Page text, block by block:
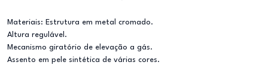
Materiais: Estrutura em metal cromado.
Altura regulável.
Mecanismo giratório de elevação a gás.
Assento em pele sintética de várias cores.